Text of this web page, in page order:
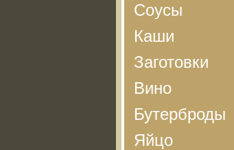
Соусы
Каши
Заготовки
Вино
Бутерброды
Яйцо